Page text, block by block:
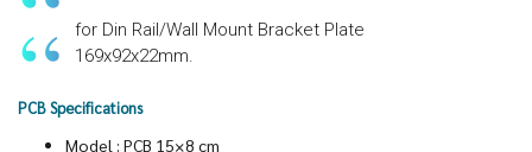
for Din Rail/Wall Mount Bracket Plate
169x92x22mm.
PCB Specifications
Model : PCB 15×8 cm